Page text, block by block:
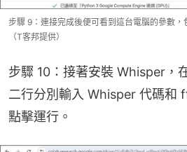
步驟 9：連接完成後便可看到這台電腦的參數，
（T客邦提供）
步驟 10：接著安裝 Whisper，
二行分別輸入 Whisper 代碼和
點擊運行。